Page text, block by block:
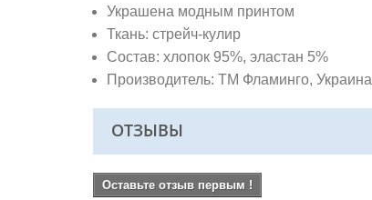
Украшена модным принтом
Ткань: стрейч-кулир
Состав: хлопок 95%, эластан 5%
Производитель: ТМ Фламинго, Украина
ОТЗЫВЫ
Оставьте отзыв первым !